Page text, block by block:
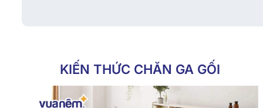
KIẾN THỨC CHĂN GA GỐI